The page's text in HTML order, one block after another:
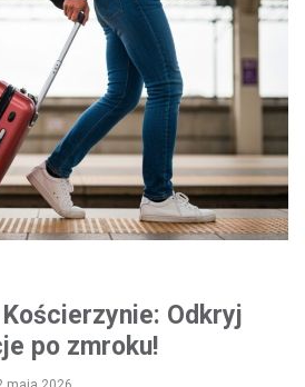
Odkryj
po zmroku!